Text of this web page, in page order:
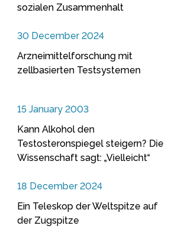
sozialen Zusammenhalt
30 December 2024
Arzneimittelforschung mit
zellbasierten Testsystemen
15 January 2003
Kann Alkohol den
Testosteronspiegel steigern? Die
Wissenschaft sagt: „Vielleicht“
18 December 2024
Ein Teleskop der Weltspitze auf
der Zugspitze